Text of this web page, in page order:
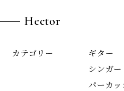
Hector
カテゴリー
ギター
シンガー
パーカ